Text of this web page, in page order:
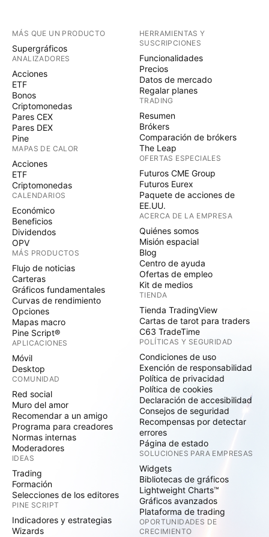
MÁS QUE UN PRODUCTO
Supergráficos
ANALIZADORES
Acciones
ETF
Bonos
Criptomonedas
Pares CEX
Pares DEX
Pine
MAPAS DE CALOR
Acciones
ETF
Criptomonedas
CALENDARIOS
Económico
Beneficios
Dividendos
OPV
MÁS PRODUCTOS
Flujo de noticias
Carteras
Gráficos fundamentales
Curvas de rendimiento
Opciones
Mapas macro
Pine Script®
APLICACIONES
Móvil
Desktop
COMUNIDAD
Red social
Muro del amor
Recomendar a un amigo
Programa para creadores
Normas internas
Moderadores
IDEAS
Trading
Formación
Selecciones de los editores
PINE SCRIPT
Indicadores y estrategias
Wizards
HERRAMIENTAS Y
SUSCRIPCIONES
Funcionalidades
Precios
Datos de mercado
Regalar planes
TRADING
Resumen
Brókers
Comparación de brókers
The Leap
OFERTAS ESPECIALES
Futuros CME Group
Futuros Eurex
Paquete de acciones de
EE.UU.
ACERCA DE LA EMPRESA
Quiénes somos
Misión espacial
Blog
Centro de ayuda
Ofertas de empleo
Kit de medios
TIENDA
Tienda TradingView
Cartas de tarot para traders
C63 TradeTime
POLÍTICAS Y SEGURIDAD
Condiciones de uso
Exención de responsabilidad
Política de privacidad
Política de cookies
Declaración de accesibilidad
Consejos de seguridad
Recompensas por detectar
errores
Página de estado
SOLUCIONES PARA EMPRESAS
Widgets
Bibliotecas de gráficos
Lightweight Charts™
Gráficos avanzados
Plataforma de trading
OPORTUNIDADES DE
CRECIMIENTO